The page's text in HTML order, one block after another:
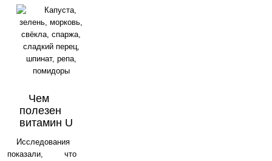
Чем
полезен
витамин U
Исследования
показали, что